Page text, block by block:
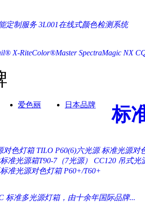
定制服务 3L001在线式颜色检测系统
X-RiteColor®Master SpectraMagic NX
爱色丽 日本品牌 标
对色灯箱 TILO P60(6)六光源 标准光源对
准光源箱T90-7（7光源）
CC120 吊式
准光源对色灯箱 P60+/T60+
标准多光源灯箱，由十余年国际品牌...